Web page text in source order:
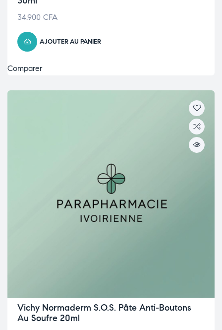
34.900 CFA
AJOUTER AU PANIER
Comparer
Vichy Normaderm S.O.S. Pâte Anti-Boutons
Au Soufre 20ml